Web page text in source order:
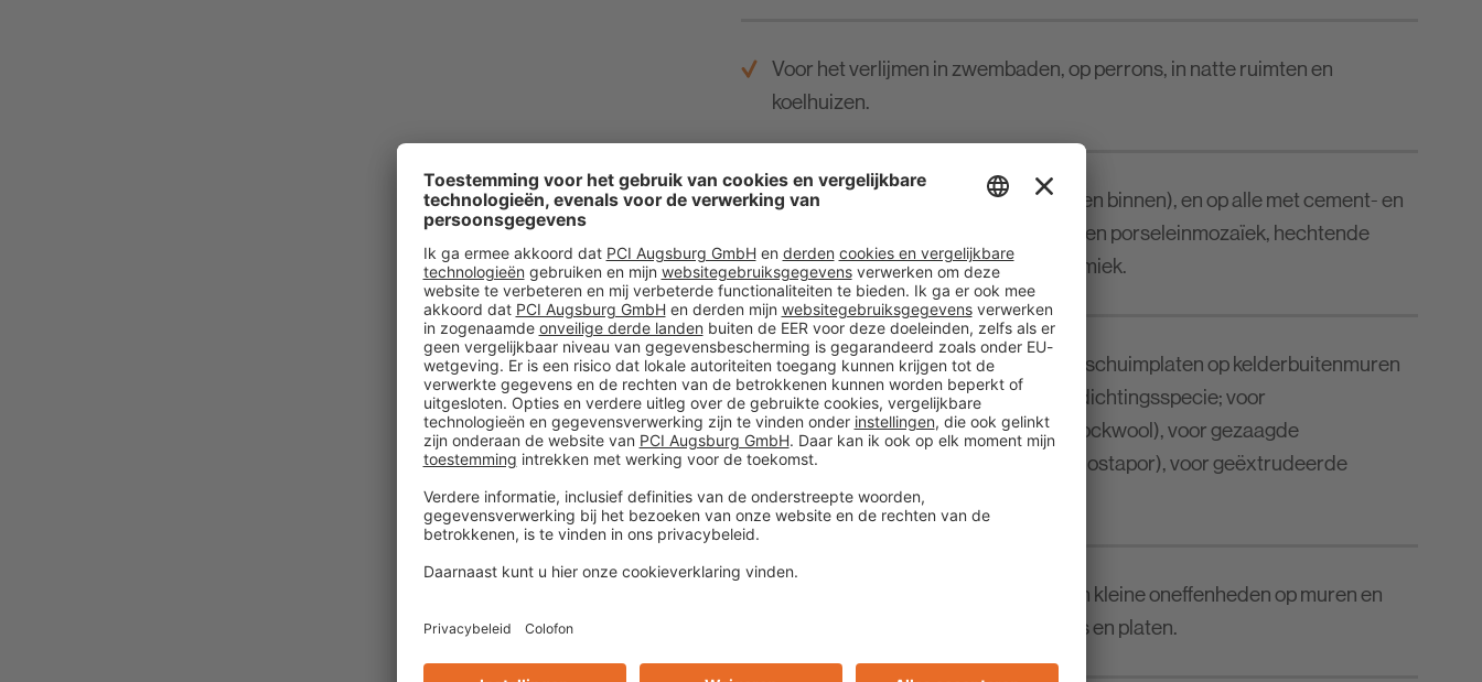
Voor het verlijmen in zwembaden, op perrons, in natte ruimten en
koelhuizen.
Voor het verlijmen op gietasfalt (alleen binnen), en op alle met cement- en
gipshoudende ondergronden, glas- en porseleinmozaïek, hechtende
PVC-vloerbedekkingen en oud keramiek.
Voor het verlijmen van polyurethaanschuimplaten op kelderbuitenmuren
op pleister, beton, metselwerk en afdichtingsspecie; voor
mineraalvezelplaten (bv. Isover of Rockwool), voor gezaagde
hardschuimplaten (bv. Styropor of Hostapor), voor geëxtrudeerde
hardschuimplaten (bv. Styrodur).
Voor het repareren en uitvlakken van kleine oneffenheden op muren en
vloeren voor het verlijmen van tegels en platen.